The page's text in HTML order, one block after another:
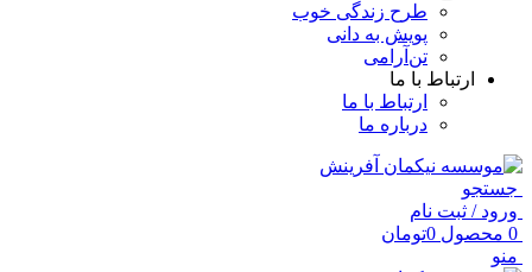
طرح زندگی خوب
پویش به دانی
تن‌آرامی
ارتباط با ما
ارتباط با ما
درباره ما
جستجو
ورود / ثبت نام
0 محصول 0تومان
منو